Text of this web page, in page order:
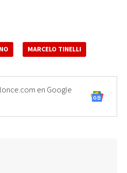
MARCELO TINELLI
en Google